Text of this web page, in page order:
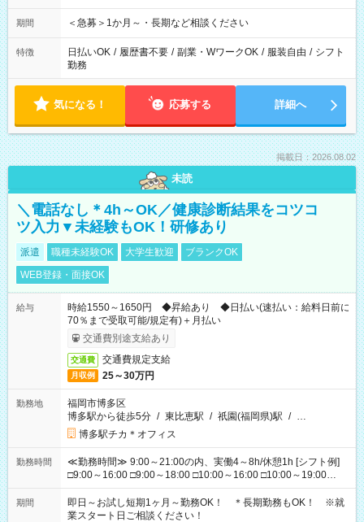
期間 ＜急募＞1か月～・長期など相談ください
特徴 日払いOK / 履歴書不要 / 副業・WワークOK / 服装自由 / シフト
勤務
気になる！ 応募する 詳細へ
掲載日：2026.08.02
未読
＼電話なし＊4h～OK／健康診断結果をコツコ
ツ入力▼未経験もOK！研修あり
派遣 職種未経験OK 大学生歓迎
ブランクOK
WEB登録・面接OK
給与
時給1550～1650円 ◆昇給あり ◆日払い(速払い：給料日前に
70％まで受取可能/規定有)＋月払い
交通費別途支給あり
交通費 交通費規定支給
月収例 25～30万円
勤務地
福岡市博多区
博多駅から徒歩5分 / 東比恵駅 / 祇園(福岡県)駅 / …
博多駅チカ＊オフィス
勤務時間
≪勤務時間≫ 9:00～21:00の内、実働4～8h/休憩1h [シフト例]
□9:00～16:00 □9:00～18:00 □10:00～16:00 □10:00～19:00
□11:00～20:00 □12:00～19:00 □12:00～21:00 □16:00～21:00
□17:00～21:00 ◆残業なし ◆勤務時間固定の相談OK ◆上記以外
の勤務時間も相談OK
期間
即日～お試し短期1ヶ月～勤務OK！ ＊長期勤務もOK！ ※就
業スタート日ご相談ください！